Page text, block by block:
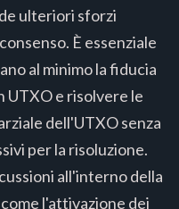
ulteriori sforzi
È essenziale
al minimo la fiducia
UTXO e risolvere le
dell'UTXO senza
per la risoluzione.
all'interno della
l'attivazione dei